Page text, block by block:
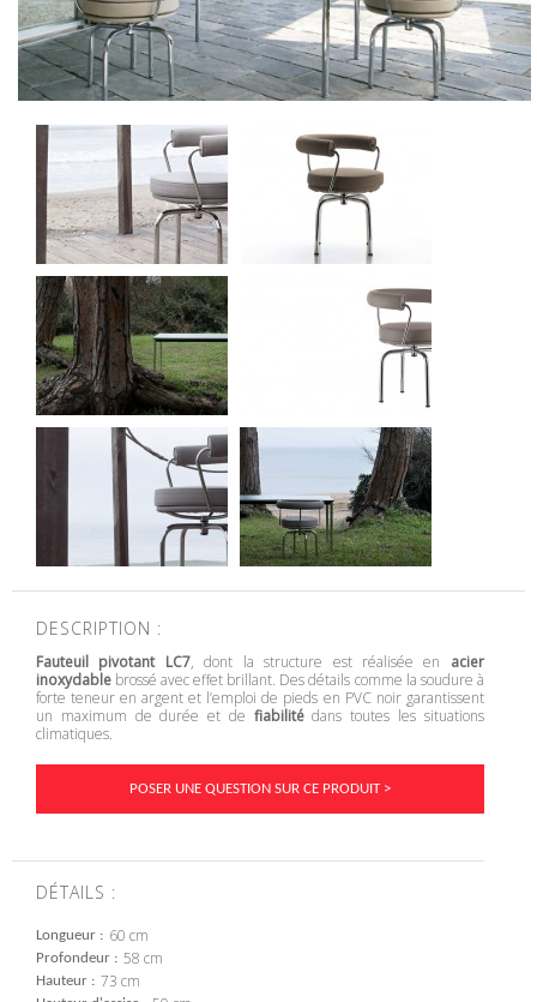
DESCRIPTION :
Fauteuil pivotant LC7, dont la structure est réalisée en acier
inoxydable brossé avec effet brillant. Des détails comme la soudure à
forte teneur en argent et l’emploi de pieds en PVC noir garantissent
un maximum de durée et de fiabilitédans toutes les situations
climatiques.
POSER UNE QUESTION SUR CE PRODUIT >
DÉTAILS :
Longueur 60 cm
Profondeur 58 cm
Hauteur 73 cm